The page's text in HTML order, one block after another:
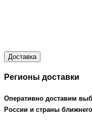
Доставка
Регионы доставки
Оперативно доставим
России и страны